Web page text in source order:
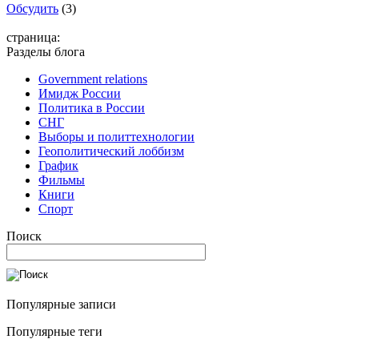
Обсудить (3)
страница:
Разделы блога
Government relations
Имидж России
Политика в России
СНГ
Выборы и политтехнологии
Геополитический лоббизм
График
Фильмы
Книги
Спорт
Поиск
Популярные записи
Популярные теги